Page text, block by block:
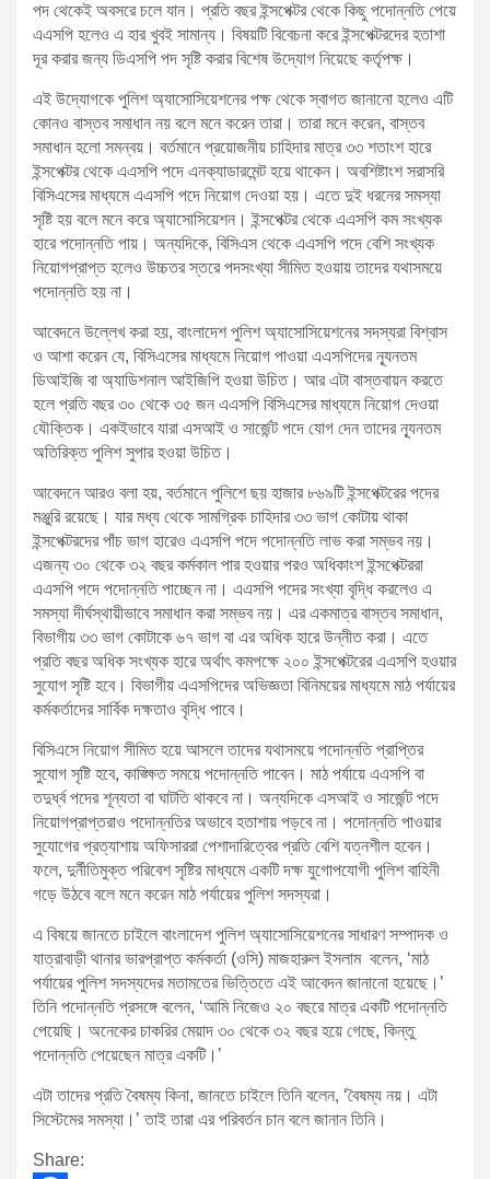
পদ থেকেই অবসরে চলে যান। প্রতি বছর ইন্সপেক্টর থেকে কিছু পদোন্নতি পেয়ে
এএসপি হলেও এ হার খুবই সামান্য। বিষয়টি বিবেচনা করে ইন্সপেক্টরদের হতাশা
দূর করার জন্য ডিএসপি পদ সৃষ্টি করার বিশেষ উদ্যোগ নিয়েছে কর্তৃপক্ষ।
এই উদ্যোগকে পুলিশ অ্যাসোসিয়েশনের পক্ষ থেকে স্বাগত জানানো হলেও এটি
কোনও বাস্তব সমাধান নয় বলে মনে করেন তারা। তারা মনে করেন, বাস্তব
সমাধান হলো সমন্বয়। বর্তমানে প্রয়োজনীয় চাহিদার মাত্র ৩৩ শতাংশ হারে
ইন্সপেক্টর থেকে এএসপি পদে এনক্যাডারমেন্ট হয়ে থাকেন। অবশিষ্টাংশ সরাসরি
বিসিএসের মাধ্যমে এএসপি পদে নিয়োগ দেওয়া হয়। এতে দুই ধরনের সমস্যা
সৃষ্টি হয় বলে মনে করে অ্যাসোসিয়েশন। ইন্সপেক্টর থেকে এএসপি কম সংখ্যক
হারে পদোন্নতি পায়। অন্যদিকে, বিসিএস থেকে এএসপি পদে বেশি সংখ্যক
নিয়োগপ্রাপ্ত হলেও উচ্চতর স্তরে পদসংখ্যা সীমিত হওয়ায় তাদের যথাসময়ে
পদোন্নতি হয় না।
আবেদনে উল্লেখ করা হয়, বাংলাদেশ পুলিশ অ্যাসোসিয়েশনের সদস্যরা বিশ্বাস
ও আশা করেন যে, বিসিএসের মাধ্যমে নিয়োগ পাওয়া এএসপিদের ন্যূনতম
ডিআইজি বা অ্যাডিশনাল আইজিপি হওয়া উচিত। আর এটা বাস্তবায়ন করতে
হলে প্রতি বছর ৩০ থেকে ৩৫ জন এএসপি বিসিএসের মাধ্যমে নিয়োগ দেওয়া
যৌক্তিক। একইভাবে যারা এসআই ও সার্জেন্ট পদে যোগ দেন তাদের ন্যূনতম
অতিরিক্ত পুলিশ সুপার হওয়া উচিত।
আবেদনে আরও বলা হয়, বর্তমানে পুলিশে ছয় হাজার ৮৬৯টি ইন্সপেক্টরের পদের
মঞ্জুরি রয়েছে। যার মধ্য থেকে সামগ্রিক চাহিদার ৩৩ ভাগ কোটায় থাকা
ইন্সপেক্টরদের পাঁচ ভাগ হারেও এএসপি পদে পদোন্নতি লাভ করা সম্ভব নয়।
এজন্য ৩০ থেকে ৩২ বছর কর্মকাল পার হওয়ার পরও অধিকাংশ ইন্সপেক্টররা
এএসপি পদে পদোন্নতি পাচ্ছেন না। এএসপি পদের সংখ্যা বৃদ্ধি করলেও এ
সমস্যা দীর্ঘস্থায়ীভাবে সমাধান করা সম্ভব নয়। এর একমাত্র বাস্তব সমাধান,
বিভাগীয় ৩৩ ভাগ কোটাকে ৬৭ ভাগ বা এর অধিক হারে উন্নীত করা। এতে
প্রতি বছর অধিক সংখ্যক হারে অর্থাৎ কমপক্ষে ২০০ ইন্সপেক্টরের এএসপি হওয়ার
সুযোগ সৃষ্টি হবে। বিভাগীয় এএসপিদের অভিজ্ঞতা বিনিময়ের মাধ্যমে মাঠ পর্যায়ের
কর্মকর্তাদের সার্বিক দক্ষতাও বৃদ্ধি পাবে।
বিসিএসে নিয়োগ সীমিত হয়ে আসলে তাদের যথাসময়ে পদোন্নতি প্রাপ্তির
সুযোগ সৃষ্টি হবে, কাঙ্ক্ষিত সময়ে পদোন্নতি পাবেন। মাঠ পর্যায়ে এএসপি বা
তদুর্ধ্ব পদের শূন্যতা বা ঘাটতি থাকবে না। অন্যদিকে এসআই ও সার্জেন্ট পদে
নিয়োগপ্রাপ্তরাও পদোন্নতির অভাবে হতাশায় পড়বে না। পদোন্নতি পাওয়ার
সুযোগের প্রত্যাশায় অফিসাররা পেশাদারিত্বের প্রতি বেশি যত্নশীল হবেন।
ফলে, দুর্নীতিমুক্ত পরিবেশ সৃষ্টির মাধ্যমে একটি দক্ষ যুগোপযোগী পুলিশ বাহিনী
গড়ে উঠবে বলে মনে করেন মাঠ পর্যায়ের পুলিশ সদস্যরা।
এ বিষয়ে জানতে চাইলে বাংলাদেশ পুলিশ অ্যাসোসিয়েশনের সাধারণ সম্পাদক ও
যাত্রাবাড়ী থানার ভারপ্রাপ্ত কর্মকর্তা (ওসি) মাজহারুল ইসলাম বলেন, ‘মাঠ
পর্যায়ের পুলিশ সদস্যদের মতামতের ভিত্তিতে এই আবেদন জানানো হয়েছে।’
তিনি পদোন্নতি প্রসঙ্গে বলেন, ‘আমি নিজেও ২০ বছরে মাত্র একটি পদোন্নতি
পেয়েছি। অনেকের চাকরির মেয়াদ ৩০ থেকে ৩২ বছর হয়ে গেছে, কিন্তু
পদোন্নতি পেয়েছেন মাত্র একটি।’
এটা তাদের প্রতি বৈষম্য কিনা, জানতে চাইলে তিনি বলেন, ‘বৈষম্য নয়। এটা
সিস্টেমের সমস্যা।’ তাই তারা এর পরিবর্তন চান বলে জানান তিনি।
Share: